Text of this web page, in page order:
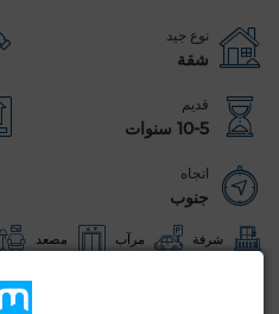
نوع جيد
شقة
قديم
10-5 سنوات
اتجاه
جنوب
شرفة مرآب مصعد